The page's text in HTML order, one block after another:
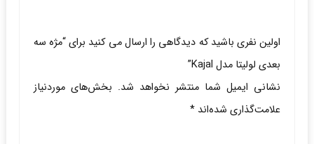
اولین نفری باشید که دیدگاهی را ارسال می کنید برای “مژه سه
بعدی لولیتا مدل Kajal”
نشانی ایمیل شما منتشر نخواهد شد. بخش‌های موردنیاز
علامت‌گذاری شده‌اند *